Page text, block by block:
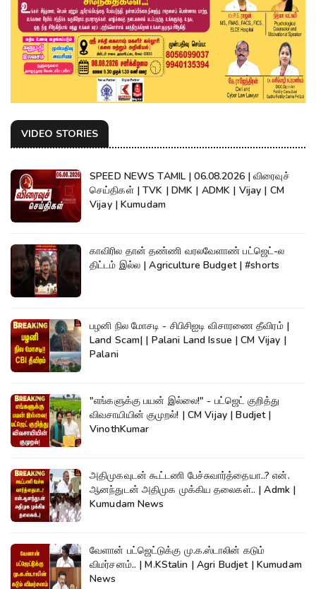
VIDEO STORIES
SPEED NEWS TAMIL | 06.08.2026 | விரைவுச்
செய்திகள் | TVK | DMK | ADMK | Vijay | CM
Vijay | Kumudam
காவிரில தான் தண்ணி வரலவேளாண் பட்ஜெட்-ல
திட்டம் இல்ல | Agriculture Budget | #shorts
பழனி நில மோசடி - சிபிசிஐடி விசாரணை தீவிரம் |
Land Scam| | Palani Land Issue | CM Vijay |
Palani
"எங்களுக்கு பயன் இல்லை!" - பட்ஜெட் குறித்து
விவசாயியின் குமுறல்! | CM Vijay | Budjet |
VinothKumar
அதிமுகவுடன் கூட்டணி பேச்சுவார்த்தையா..? என்.
ஆனந்துடன் அதிமுக முக்கிய தலைகள்.. | Admk |
Kumudam News
வேளான் பட்ஜெட்டுக்கு மு.க.ஸ்டாலின் கடும்
விமர்சனம்.. | M.KStalin | Agri Budjet | Kumudam
News